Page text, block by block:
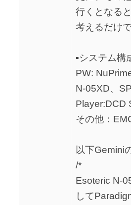
行くとなる
考えるだけ
▪️システム構
PW:
N-05XD、
Player:DCD
その他：
以下Gemini
/*
Esoteric N-
して